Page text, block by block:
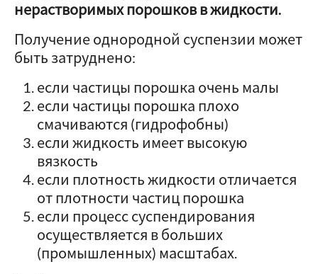
нерастворимых порошков в жидкости.
Получение однородной суспензии может
быть затруднено:
если частицы порошка очень малы
если частицы порошка плохо
смачиваются (гидрофобны)
если жидкость имеет высокую
вязкость
если плотность жидкости отличается
от плотности частиц порошка
если процесс суспендирования
осуществляется в больших
(промышленных) масштабах.